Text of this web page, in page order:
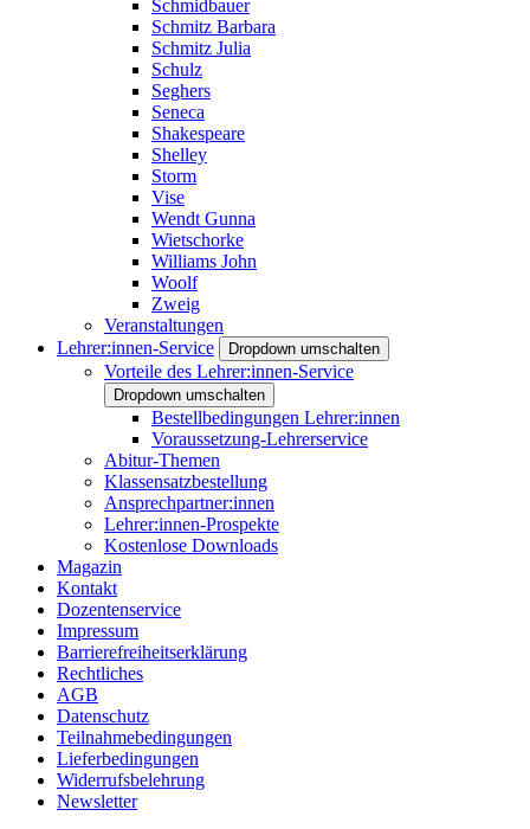
Schmidbauer
Schmitz Barbara
Schmitz Julia
Schulz
Seghers
Seneca
Shakespeare
Shelley
Storm
Vise
Wendt Gunna
Wietschorke
Williams John
Woolf
Zweig
Veranstaltungen
Lehrer:innen-Service
Dropdown umschalten
Vorteile des Lehrer:innen-Service
Dropdown umschalten
Bestellbedingungen Lehrer:innen
Voraussetzung-Lehrerservice
Abitur-Themen
Klassensatzbestellung
Ansprechpartner:innen
Lehrer:innen-Prospekte
Kostenlose Downloads
Magazin
Kontakt
Dozentenservice
Impressum
Barrierefreiheitserklärung
Rechtliches
AGB
Datenschutz
Teilnahmebedingungen
Lieferbedingungen
Widerrufsbelehrung
Newsletter